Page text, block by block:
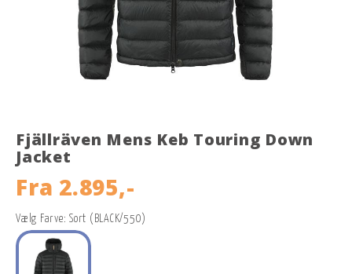
Fjällräven Mens Keb Touring Down
Jacket
Fra 2.895,-
Vælg Farve: Sort (BLACK/550)